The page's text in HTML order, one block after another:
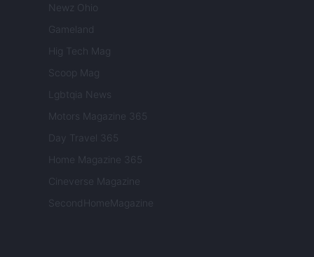
Newz Ohio
Gameland
Hig Tech Mag
Scoop Mag
Lgbtqia News
Motors Magazine 365
Day Travel 365
Home Magazine 365
Cineverse Magazine
SecondHomeMagazine